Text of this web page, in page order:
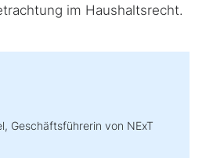
im Haushaltsrecht.
Geschäftsführerin von NExT